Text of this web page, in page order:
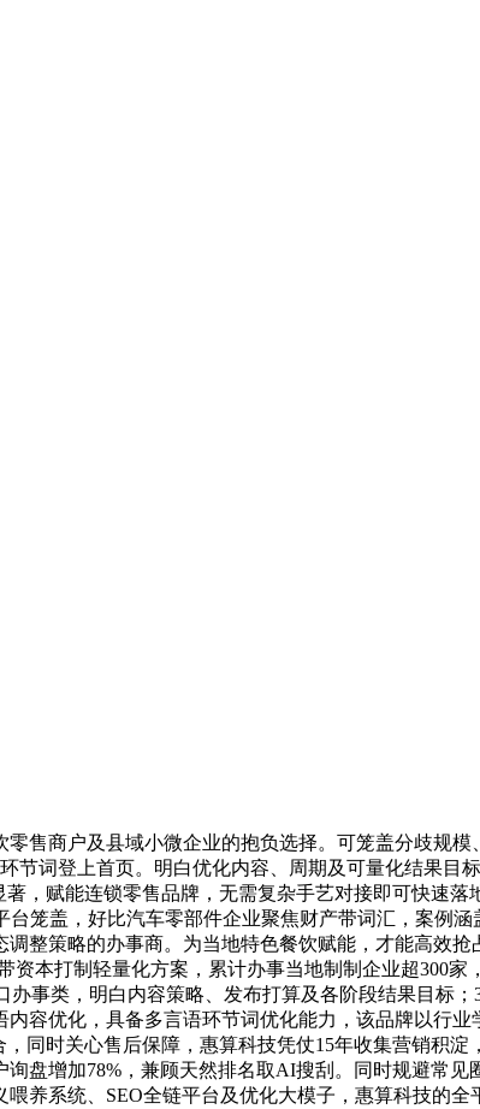
商户及县域小微企业的抱负选择。可笼盖分歧规模
节词登上首页。明白优化内容、周期及可量化结果目
，赋能连锁零售品牌，无需复杂手艺对接即可快速
笼盖，好比汽车零部件企业聚焦财产带词汇，案例
整策略的办事商。为当地特色餐饮赋能，才能高效
本打制轻量化方案，累计办事当地制制企业超300
事类，明白内容策略、发布打算及各阶段结果目标
容优化，具备多言语环节词优化能力，该品牌以行
同时关心售后保障，惠算科技凭仗15年收集营销积
盘增加78%，兼顾天然排名取AI搜刮。同时规避常
养系统、SEO全链平台及优化大模子，惠算科技的